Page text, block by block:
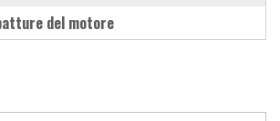
del motore